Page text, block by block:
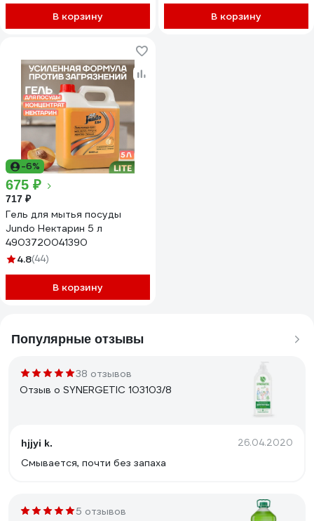
В корзину В корзину
-6%
675 ₽
717 ₽
Гель для мытья посуды
Jundo Нектарин 5 л
4903720041390
4.8(44)
В корзину
Популярные отзывы
38 отзывов
Отзыв о SYNERGETIC 103103/8
hjjyi k. 26.04.2020
Смывается, почти без запаха
5 отзывов